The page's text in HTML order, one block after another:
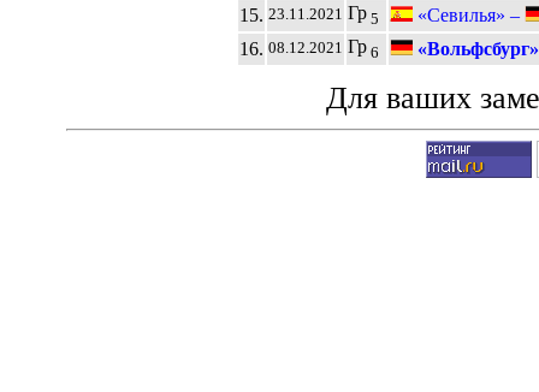
15. 23.11.2021 Гр5
«Севилья» –
16. 08.12.2021 Гр6 «Вольфсбург»
Для ваших